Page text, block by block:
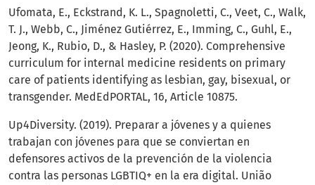
Ufomata, E., Eckstrand, K. L., Spagnoletti, C., Veet, C., Walk,
T. J., Webb, C., Jiménez Gutiérrez, E., Imming, C., Guhl, E.,
Jeong, K., Rubio, D., & Hasley, P. (2020). Comprehensive
curriculum for internal medicine residents on primary
care of patients identifying as lesbian, gay, bisexual, or
transgender. MedEdPORTAL, 16, Article 10875.
Up4Diversity. (2019). Preparar a jóvenes y a quienes
trabajan con jóvenes para que se conviertan en
defensores activos de la prevención de la violencia
contra las personas LGBTIQ+ en la era digital. União